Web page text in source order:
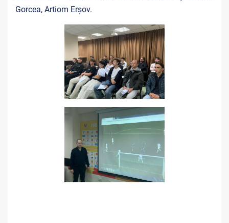
Gorcea, Artiom Erșov.